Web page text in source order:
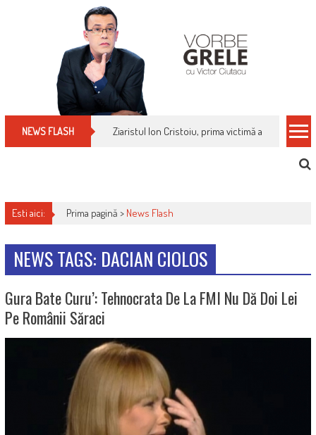
NEWS FLASH Ziaristul Ion Cristoiu, prima victimă a noi
Esti aici: Prima pagină > News Flash
NEWS TAGS: DACIAN CIOLOS
Gura Bate Curu’: Tehnocrata De La FMI Nu Dă Doi Lei
Pe Românii Săraci